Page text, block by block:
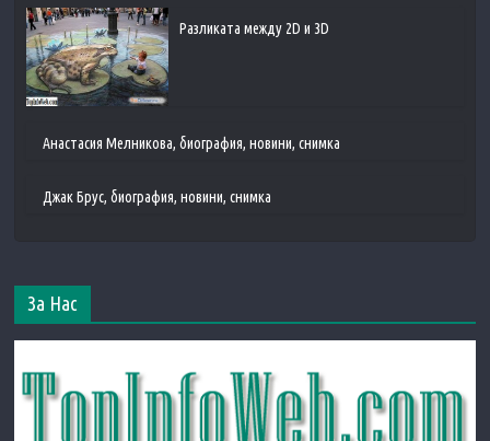
Разликата между 2D и 3D
Анастасия Мелникова, биография, новини, снимка
Джак Брус, биография, новини, снимка
За Нас